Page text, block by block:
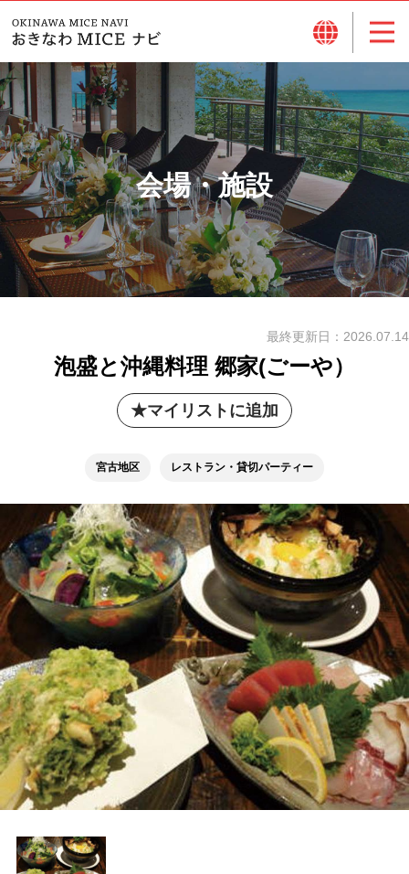
会場・施設
最終更新日： 2026.07.14
泡盛と沖縄料理 郷家(ごーや）
マイリストに追加
宮古地区 レストラン・貸切パーティー